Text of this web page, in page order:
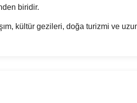
biridir.
kültür gezileri, doğa turizmi ve